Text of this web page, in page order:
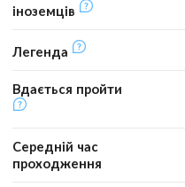
іноземців
Легенда
Вдається пройти
Середній час
проходження